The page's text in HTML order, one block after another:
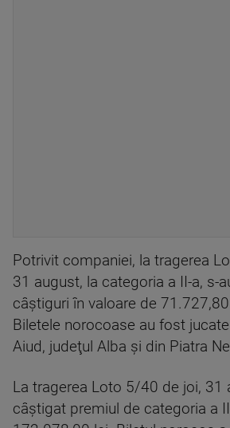
Potrivit companiei, la tragerea
31 august, la categoria a II-a, s-
câştiguri în valoare de
Biletele norocoase au fost
Aiud, judeţul Alba şi din Piatra
La tragerea Loto 5/40 de joi, 31
câştigat premiul de categoria a